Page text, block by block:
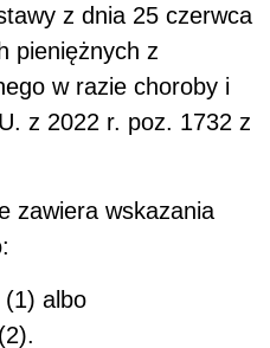
z dnia 25 czerwca
pieniężnych z
w razie choroby i
z 2022 r. poz. 1732 z
zawiera wskazania
(1) albo